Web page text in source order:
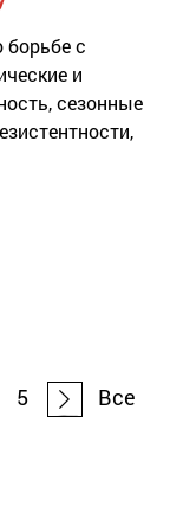
борьбе с
и
сезонные
5 Все